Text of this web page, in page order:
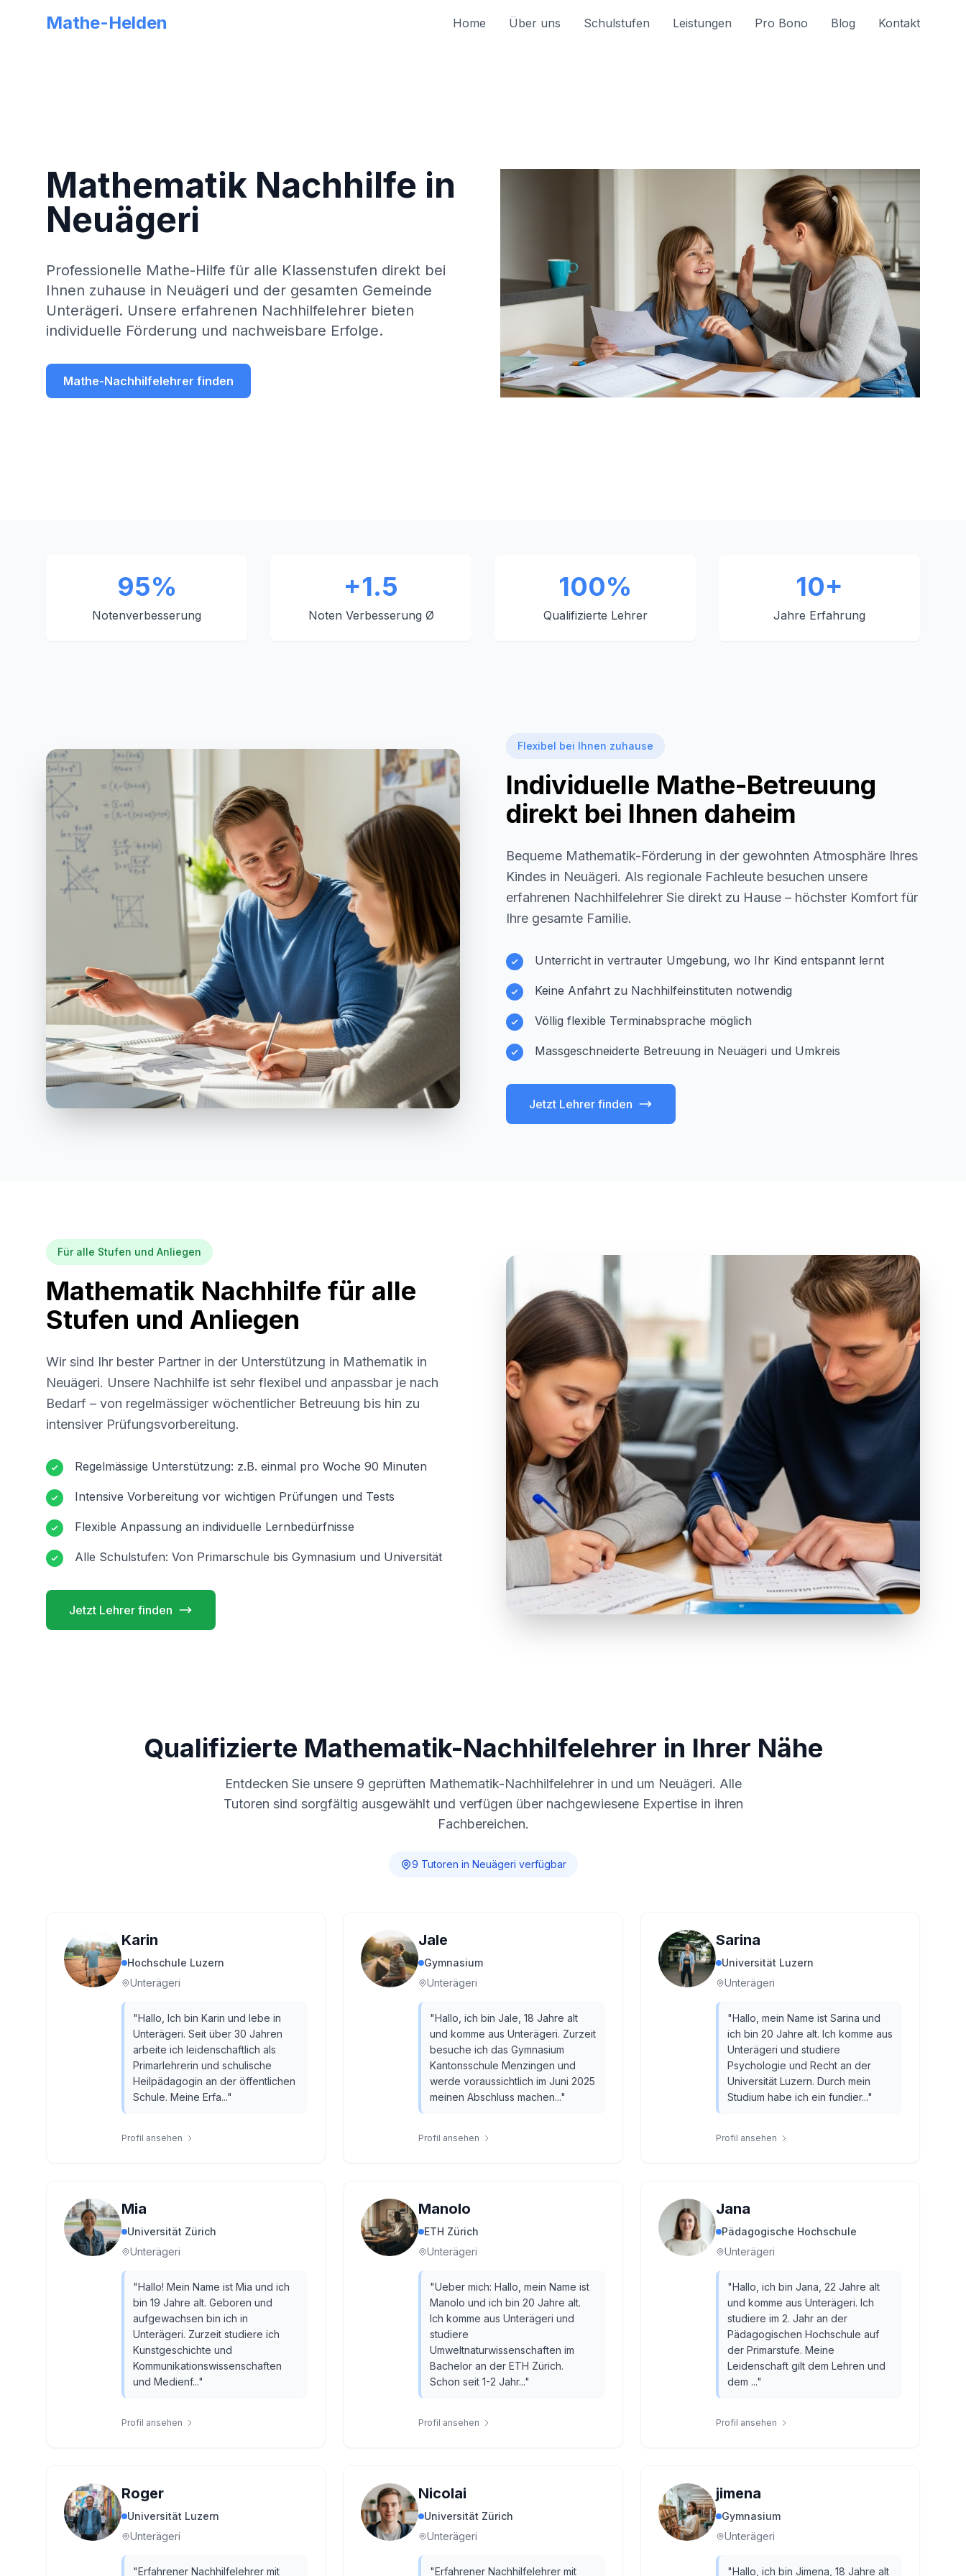
Mathe-Helden Home Über uns Schulstufen Leistungen Pro Bono Blog Kontakt
Mathematik Nachhilfe in
Neuägeri
Professionelle Mathe-Hilfe für alle Klassenstufen direkt bei
Ihnen zuhause in Neuägeri und der gesamten Gemeinde
Unterägeri. Unsere erfahrenen Nachhilfelehrer bieten
individuelle Förderung und nachweisbare Erfolge.
Mathe-Nachhilfelehrer finden
95%
Notenverbesserung
+1.5
Noten Verbesserung Ø
100%
Qualifizierte Lehrer
10+
Jahre Erfahrung
Flexibel bei Ihnen zuhause
Individuelle Mathe-Betreuung
direkt bei Ihnen daheim
Bequeme Mathematik-Förderung in der gewohnten Atmosphäre Ihres
Kindes in Neuägeri. Als regionale Fachleute besuchen unsere
erfahrenen Nachhilfelehrer Sie direkt zu Hause – höchster Komfort für
Ihre gesamte Familie.
Unterricht in vertrauter Umgebung, wo Ihr Kind entspannt lernt
Keine Anfahrt zu Nachhilfeinstituten notwendig
Völlig flexible Terminabsprache möglich
Massgeschneiderte Betreuung in Neuägeri und Umkreis
Jetzt Lehrer finden
Für alle Stufen und Anliegen
Mathematik Nachhilfe für alle
Stufen und Anliegen
Wir sind Ihr bester Partner in der Unterstützung in Mathematik in
Neuägeri. Unsere Nachhilfe ist sehr flexibel und anpassbar je nach
Bedarf – von regelmässiger wöchentlicher Betreuung bis hin zu
intensiver Prüfungsvorbereitung.
Regelmässige Unterstützung: z.B. einmal pro Woche 90 Minuten
Intensive Vorbereitung vor wichtigen Prüfungen und Tests
Flexible Anpassung an individuelle Lernbedürfnisse
Alle Schulstufen: Von Primarschule bis Gymnasium und Universität
Jetzt Lehrer finden
Qualifizierte Mathematik-Nachhilfelehrer in Ihrer Nähe
Entdecken Sie unsere 9 geprüften Mathematik-Nachhilfelehrer in und um Neuägeri. Alle
Tutoren sind sorgfältig ausgewählt und verfügen über nachgewiesene Expertise in ihren
Fachbereichen.
9 Tutoren in Neuägeri verfügbar
Karin
Hochschule Luzern
Unterägeri
"Hallo, Ich bin Karin und lebe in
Unterägeri. Seit über 30 Jahren
arbeite ich leidenschaftlich als
Primarlehrerin und schulische
Heilpädagogin an der öffentlichen
Schule. Meine Erfa..."
Profil ansehen
Jale
Gymnasium
Unterägeri
"Hallo, ich bin Jale, 18 Jahre alt
und komme aus Unterägeri. Zurzeit
besuche ich das Gymnasium
Kantonsschule Menzingen und
werde voraussichtlich im Juni 2025
meinen Abschluss machen..."
Profil ansehen
Sarina
Universität Luzern
Unterägeri
"Hallo, mein Name ist Sarina und
ich bin 20 Jahre alt. Ich komme aus
Unterägeri und studiere
Psychologie und Recht an der
Universität Luzern. Durch mein
Studium habe ich ein fundier..."
Profil ansehen
Mia
Universität Zürich
Unterägeri
"Hallo! Mein Name ist Mia und ich
bin 19 Jahre alt. Geboren und
aufgewachsen bin ich in
Unterägeri. Zurzeit studiere ich
Kunstgeschichte und
Kommunikationswissenschaften
und Medienf..."
Profil ansehen
Manolo
ETH Zürich
Unterägeri
"Ueber mich: Hallo, mein Name ist
Manolo und ich bin 20 Jahre alt.
Ich komme aus Unterägeri und
studiere
Umweltnaturwissenschaften im
Bachelor an der ETH Zürich.
Schon seit 1-2 Jahr..."
Profil ansehen
Jana
Pädagogische Hochschule
Unterägeri
"Hallo, ich bin Jana, 22 Jahre alt
und komme aus Unterägeri. Ich
studiere im 2. Jahr an der
Pädagogischen Hochschule auf
der Primarstufe. Meine
Leidenschaft gilt dem Lehren und
dem ..."
Profil ansehen
Roger
Universität Luzern
Unterägeri
"Erfahrener Nachhilfelehrer mit
Nicolai
Universität Zürich
Unterägeri
"Erfahrener Nachhilfelehrer mit
jimena
Gymnasium
Unterägeri
"Hallo, ich bin Jimena, 18 Jahre alt